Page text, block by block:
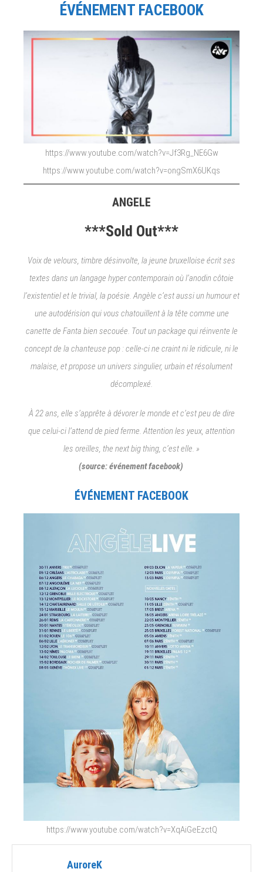
ÉVÉNEMENT FACEBOOK
https://www.youtube.com/watch?v=Jf3Rg_NE6Gw
https://www.youtube.com/watch?v=ongSmX6UKqs
ANGELE
***Sold Out***
Voix de velours, timbre désinvolte, la jeune bruxelloise écrit ses
textes dans un langage hyper contemporain où l’anodin côtoie
l’existentiel et le trivial, la poésie. Angèle c’est aussi un humour et
une autodérision qui vous chatouillent à la tête comme une
canette de Fanta bien secouée. Tout un package qui réinvente le
concept de la chanteuse pop : celle-ci ne craint ni le ridicule, ni le
malaise, et propose un univers singulier, urbain et résolument
décomplexé.
À 22 ans, elle s’apprête à dévorer le monde et c’est peu de dire
que celui-ci l’attend de pied ferme. Attention les yeux, attention
les oreilles, the next big thing, c’est elle. »
(source: événement facebook)
ÉVÉNEMENT FACEBOOK
https://www.youtube.com/watch?v=XqAiGeEzctQ
AuroreK